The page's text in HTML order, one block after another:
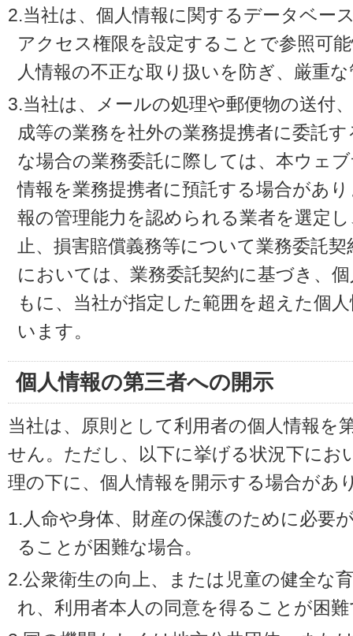
2.当社は、個人情報に関するデータベー
アクセス権限を設定することで参照可
人情報の不正な取り扱いを防ぎ、厳重
3.当社は、メールの処理や郵便物の送付
成等の業務を社外の業務提携者に委託
な場合の業務委託に際しては、本ウェ
情報を業務提携者に預託する場合があ
報の管理能力を認められる業者を選定
止、損害賠償義務等について業務委託
においては、業務委託契約に基づき、
もに、当社が指定した範囲を超えた個
います。
個人情報の第三者への開示
当社は、原則として利用者の個人情報を
せん。ただし、以下に挙げる状況下にお
理の下に、個人情報を開示する場合があ
1.人命や身体、財産の保護のために必要
ることが困難な場合。
2.公衆衛生の向上、または児童の健全な
れ、利用者本人の同意を得ることが困